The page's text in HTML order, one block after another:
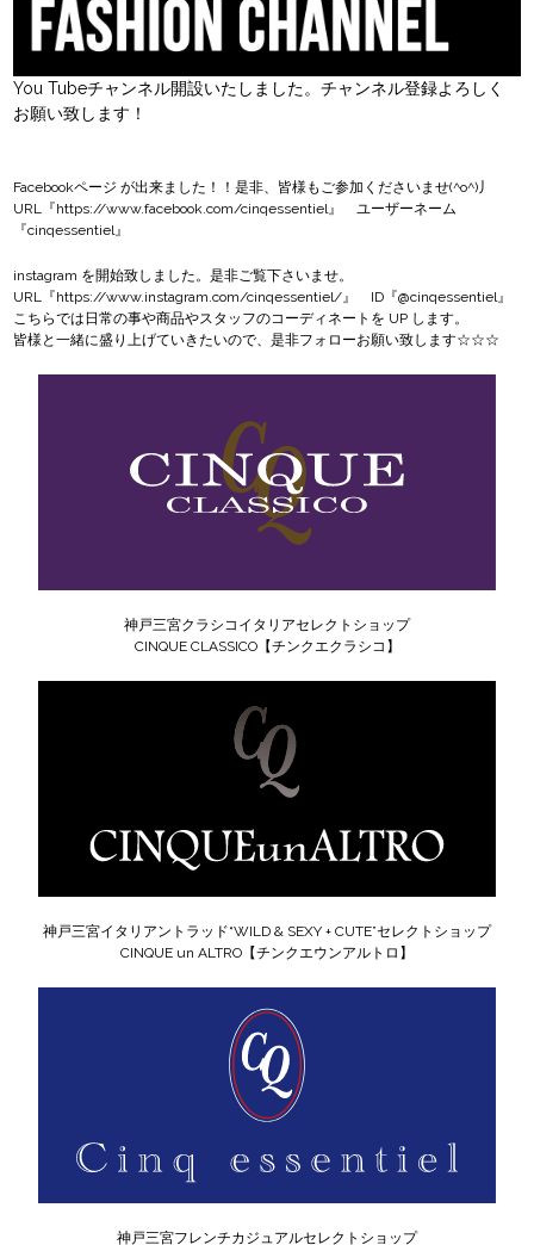
You Tubeチャンネル開設いたしました。チャンネル登録よろしく
お願い致します！
Facebookページ が出来ました！！是非、皆様もご参加くださいませ(^o^)丿
URL『https://www.facebook.com/cinqessentiel』 ユーザーネーム
『cinqessentiel』
instagram を開始致しました。是非ご覧下さいませ。
URL『https://www.instagram.com/cinqessentiel/』 ID『@cinqessentiel』
こちらでは日常の事や商品やスタッフのコーディネートを UP します。
皆様と一緒に盛り上げていきたいので、是非フォローお願い致します☆☆☆
神戸三宮クラシコイタリアセレクトショップ
CINQUE CLASSICO【チンクエクラシコ】
神戸三宮イタリアントラッド“WILD & SEXY + CUTE”セレクトショップ
CINQUE un ALTRO【チンクエウンアルトロ】
神戸三宮フレンチカジュアルセレクトショップ